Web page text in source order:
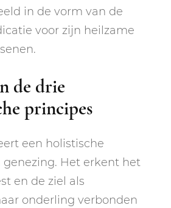
in de vorm van de
voor zijn heilzame
de drie
principes
een holistische
genezing. Het erkent het
en de ziel als
onderling verbonden